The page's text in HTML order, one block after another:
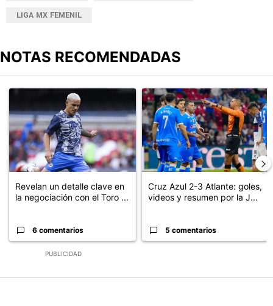
LIGA MX FEMENIL
NOTAS RECOMENDADAS
PUBLICIDAD
Un artículo de tendencia con el título "Revelan un detalle clave
Revelan un detalle clave en
la negociación con el Toro ...
6 comentarios
Un artículo de tendencia con el
Cruz Azul 2-3 Atlante: goles,
videos y resumen por la J...
5 comentarios